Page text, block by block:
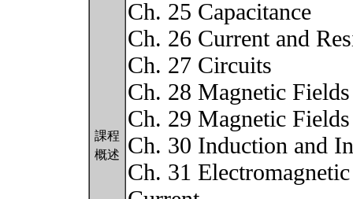
課程
概述
Ch. 25 Capacitance
Ch. 26 Current and
Ch. 27 Circuits
Ch. 28 Magnetic Fields
Ch. 29 Magnetic
Ch. 30 Induction and
Ch. 31